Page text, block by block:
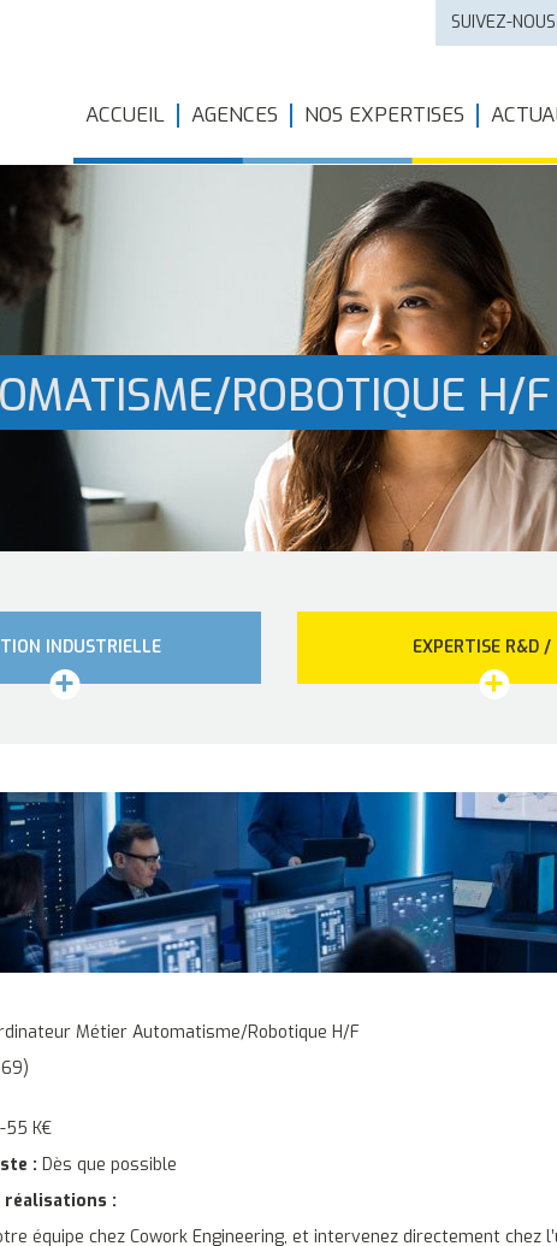
SUIVEZ-NOUS
ACCUEIL AGENCES NOS EXPERTISES
ROBOTIQUE H/F
INDUSTRIELLE EXPERTISE R&D /
Métier Automatisme/Robotique H/F
55 K€
: Dès que possible
réalisations :
équipe chez Cowork Engineering, et intervenez directement chez